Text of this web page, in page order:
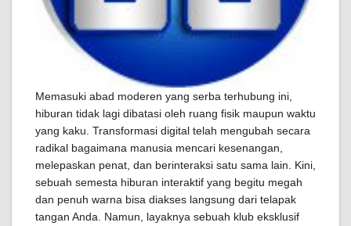
Memasuki abad moderen yang serba terhubung ini,
hiburan tidak lagi dibatasi oleh ruang fisik maupun waktu
yang kaku. Transformasi digital telah mengubah secara
radikal bagaimana manusia mencari kesenangan,
melepaskan penat, dan berinteraksi satu sama lain. Kini,
sebuah semesta hiburan interaktif yang begitu megah
dan penuh warna bisa diakses langsung dari telapak
tangan Anda. Namun, layaknya sebuah klub eksklusif